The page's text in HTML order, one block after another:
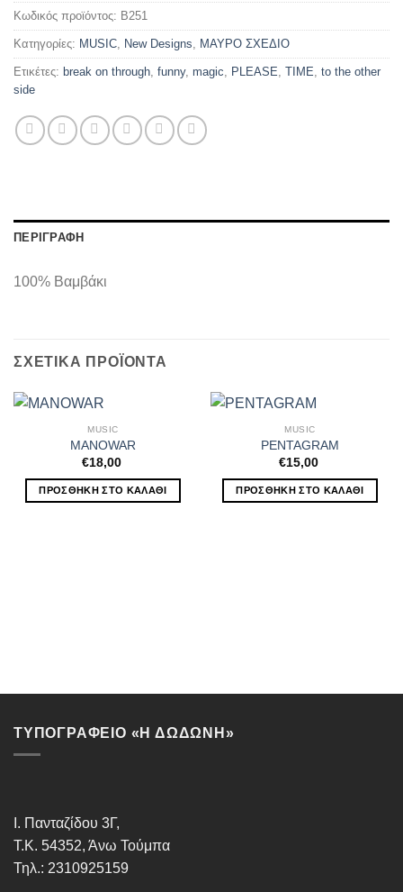
Κωδικός προϊόντος: B251
Κατηγορίες: MUSIC, New Designs, ΜΑΥΡΟ ΣΧΕΔΙΟ
Ετικέτες: break on through, funny, magic, PLEASE, TIME, to the other
side
ΠΕΡΙΓΡΑΦΉ
100% Βαμβάκι
ΣΧΕΤΙΚΆ ΠΡΟΪΌΝΤΑ
MUSIC
MANOWAR
€18,00
ΠΡΟΣΘΉΚΗ ΣΤΟ ΚΑΛΆΘΙ
MUSIC
PENTAGRAM
€15,00
ΠΡΟΣΘΉΚΗ ΣΤΟ ΚΑΛΆΘΙ
ΤΥΠΟΓΡΑΦΕΙΟ «Η ΔΩΔΩΝΗ»
Ι. Πανταζίδου 3Γ,
Τ.Κ. 54352, Άνω Τούμπα
Τηλ.: 2310925159